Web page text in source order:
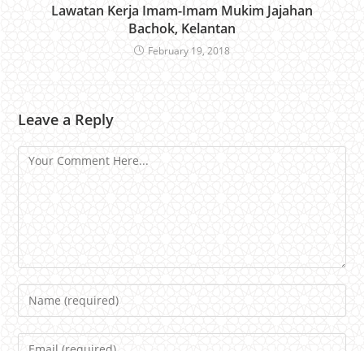
Lawatan Kerja Imam-Imam Mukim Jajahan
Bachok, Kelantan
February 19, 2018
Leave a Reply
Comment
Name
Email